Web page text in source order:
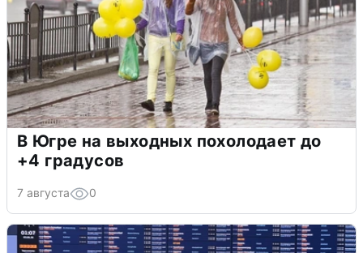
В Югре на выходных похолодает до
+4 градусов
7 августа 0